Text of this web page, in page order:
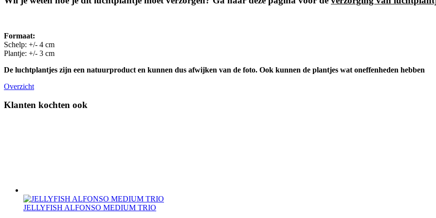
Formaat:
Schelp: +/- 4 cm
Plantje: +/- 3 cm
De luchtplantjes zijn een natuurproduct en kunnen dus afwijken van de foto. Ook kunnen de plantjes wat oneffenheden hebben
Overzicht
Klanten kochten ook
JELLYFISH ALFONSO MEDIUM TRIO